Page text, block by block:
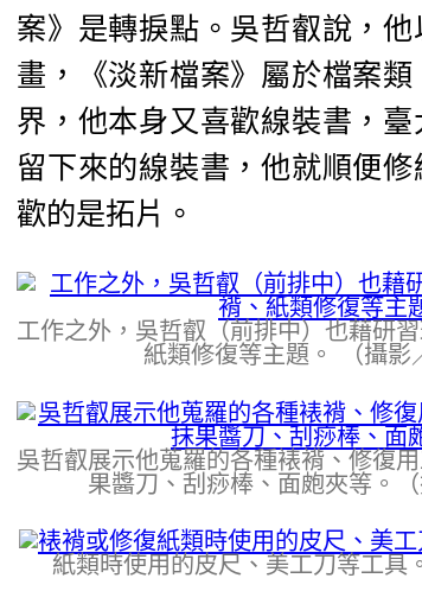
案》是轉捩點。吳哲叡說，
畫，《淡新檔案》屬於檔案
界，他本身又喜歡線裝書，
留下來的線裝書，他就順便
歡的是拓片。
工作之外，吳哲叡（前排中）也藉研
紙類修復等主題。 （攝影
吳哲叡展示他蒐羅的各種裱褙、修復
果醬刀、刮痧棒、面皰夾等。（
紙類時使用的皮尺、美工刀等工具